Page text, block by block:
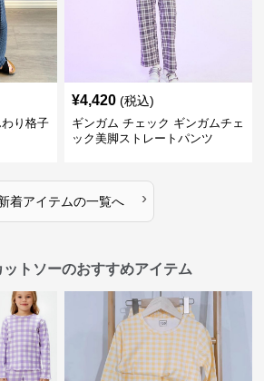
り格子
¥4,420 (税込)
ギンガム チェック ギンガムチェ
ック美脚ストレートパンツ
着アイテムの一覧へ ›
トソーのおすすめアイテム